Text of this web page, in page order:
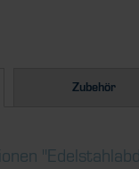
Zubehör